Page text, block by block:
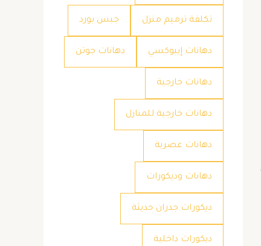
تكلفة ترميم منزل جبس بورد
دهانات إيبوكسي دهانات جوتن
دهانات خارجية
دهانات خارجية للمنازل
دهانات عصرية
دهانات وديكورات
ديكورات جدران حديثة
ديكورات داخلية